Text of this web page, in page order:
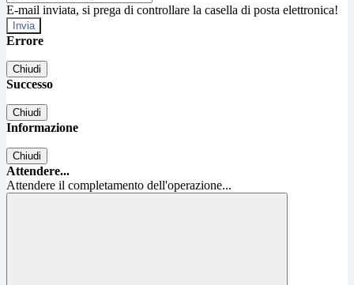
E-mail inviata, si prega di controllare la casella di posta elettronica!
Errore
Chiudi
Successo
Chiudi
Informazione
Chiudi
Attendere...
Attendere il completamento dell'operazione...